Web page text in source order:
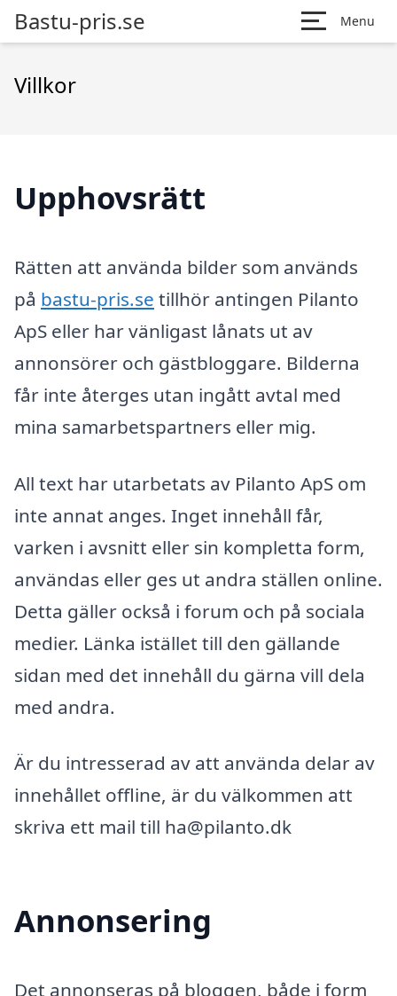
Bastu-pris.se Menu
Villkor
Upphovsrätt
Rätten att använda bilder som används
på bastu-pris.se tillhör antingen Pilanto
ApS eller har vänligast lånats ut av
annonsörer och gästbloggare. Bilderna
får inte återges utan ingått avtal med
mina samarbetspartners eller mig.
All text har utarbetats av Pilanto ApS om
inte annat anges. Inget innehåll får,
varken i avsnitt eller sin kompletta form,
användas eller ges ut andra ställen online.
Detta gäller också i forum och på sociala
medier. Länka istället till den gällande
sidan med det innehåll du gärna vill dela
med andra.
Är du intresserad av att använda delar av
innehållet offline, är du välkommen att
skriva ett mail till ha@pilanto.dk
Annonsering
Det annonseras på bloggen, både i form